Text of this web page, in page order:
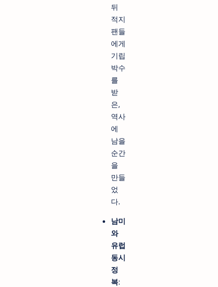
뒤
적지
팬들
에게
기립
박수
를
받
은,
역사
에
남을
순간
을
만들
었
다.
남미
와
유럽
동시
정
복: